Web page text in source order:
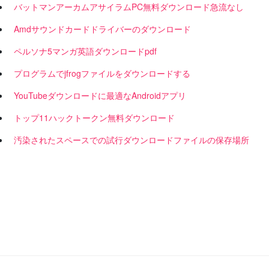
バットマンアーカムアサイラムPC無料ダウンロード急流なし
Amdサウンドカードドライバーのダウンロード
ペルソナ5マンガ英語ダウンロードpdf
プログラムでjfrogファイルをダウンロードする
YouTubeダウンロードに最適なAndroidアプリ
トップ11ハックトークン無料ダウンロード
汚染されたスペースでの試行ダウンロードファイルの保存場所